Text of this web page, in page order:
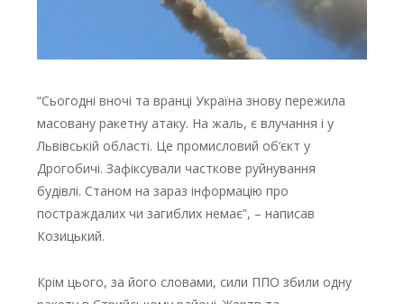
“Сьогодні вночі та вранці Україна знову пережила
масовану ракетну атаку. На жаль, є влучання і у
Львівській області. Це промисловий об’єкт у
Дрогобичі. Зафіксували часткове руйнування
будівлі. Станом на зараз інформацію про
постраждалих чи загиблих немає”, – написав
Козицький.
Крім цього, за його словами, сили ППО збили одну